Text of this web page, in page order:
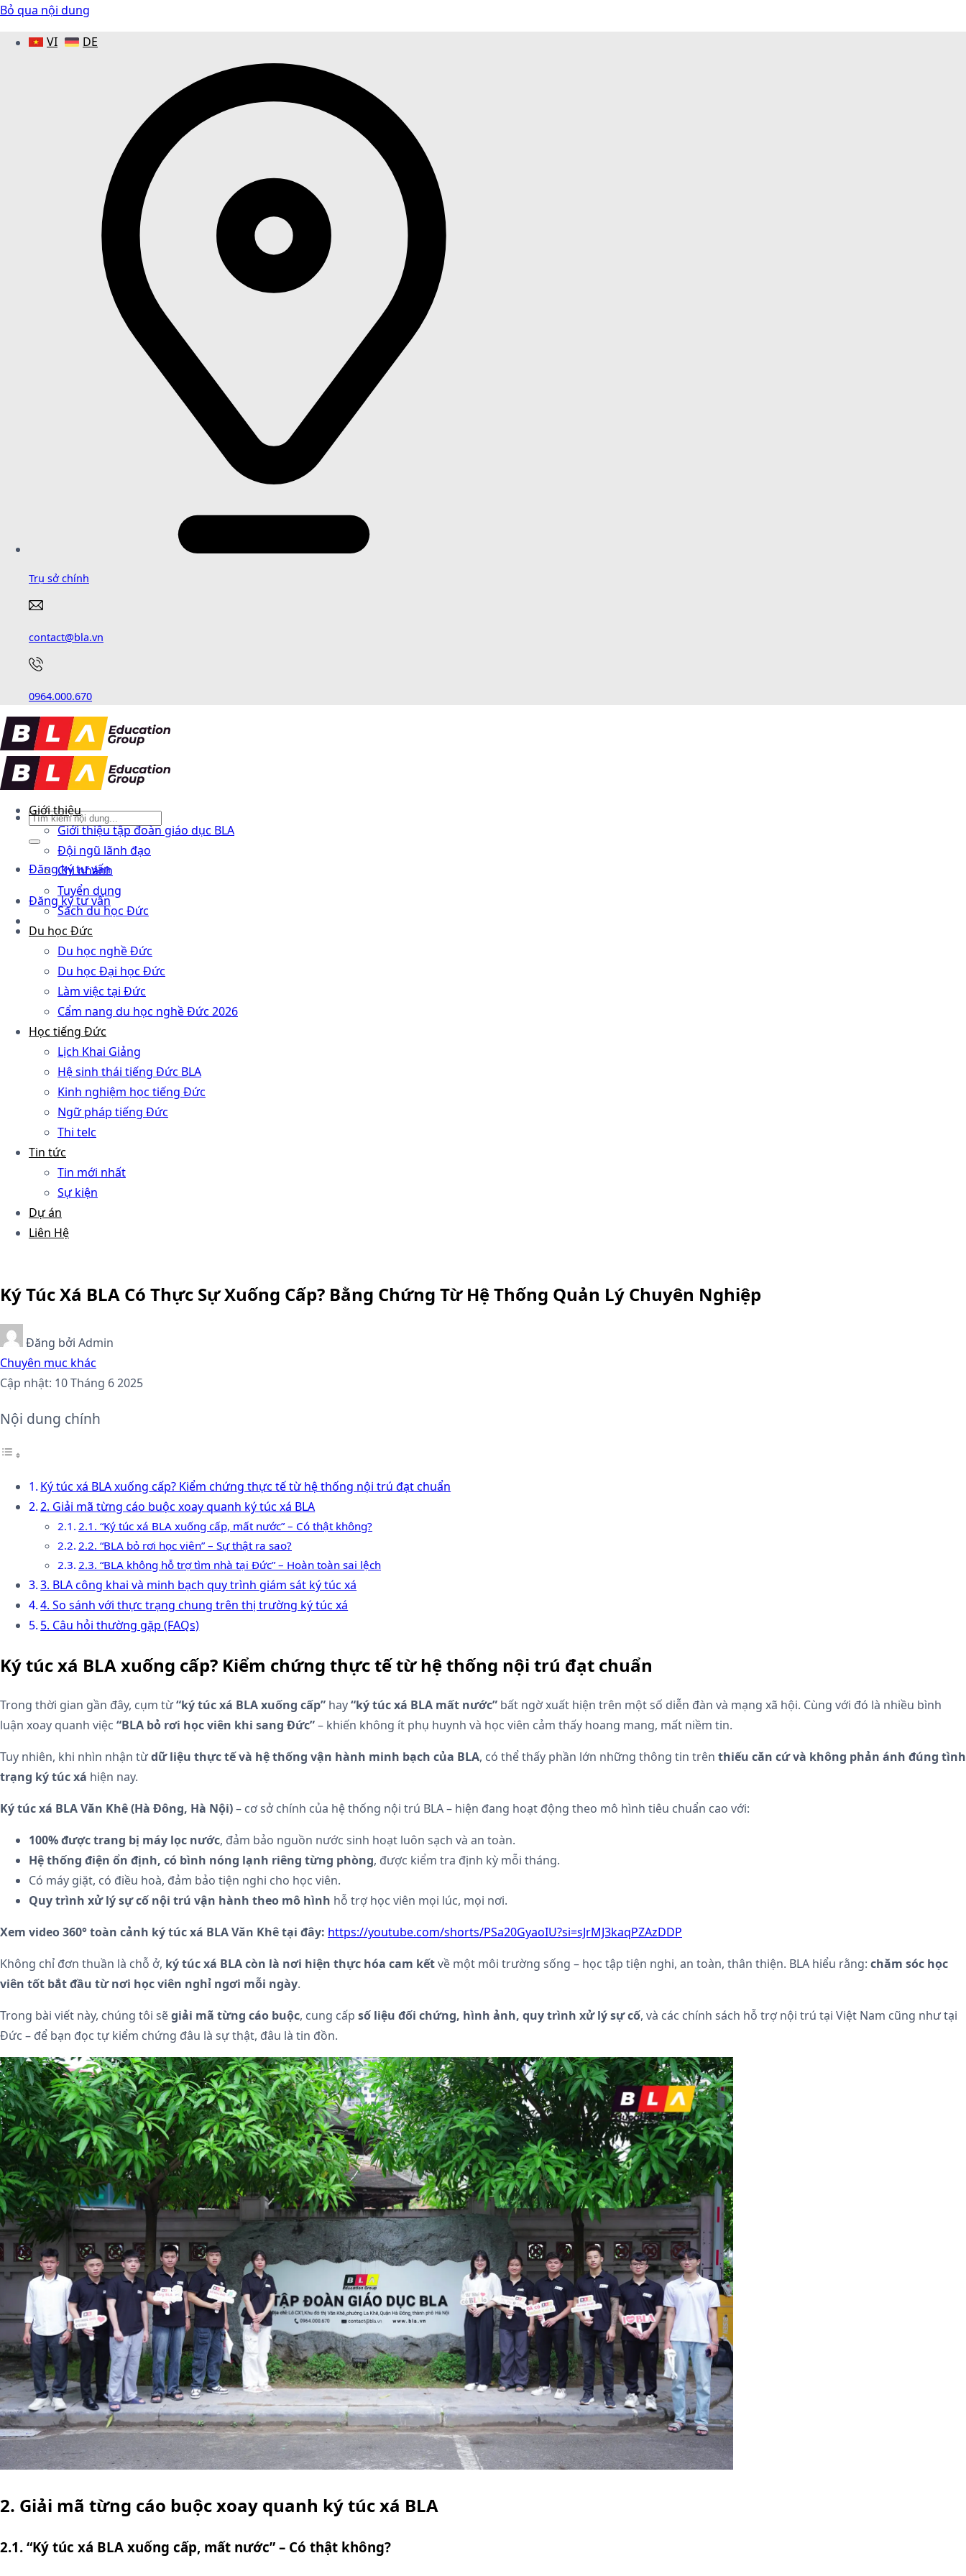
Bỏ qua nội dung
VI
DE
Trụ sở chính
contact@bla.vn
0964.000.670
Đăng ký tư vấn
Đăng ký tư vấn
Giới thiệu
Giới thiệu tập đoàn giáo dục BLA
Đội ngũ lãnh đạo
Chi nhánh
Tuyển dụng
Sách du học Đức
Du học Đức
Du học nghề Đức
Du học Đại học Đức
Làm việc tại Đức
Cẩm nang du học nghề Đức 2026
Học tiếng Đức
Lịch Khai Giảng
Hệ sinh thái tiếng Đức BLA
Kinh nghiệm học tiếng Đức
Ngữ pháp tiếng Đức
Thi telc
Tin tức
Tin mới nhất
Sự kiện
Dự án
Liên Hệ
Ký Túc Xá BLA Có Thực Sự Xuống Cấp? Bằng Chứng Từ Hệ Thống Quản Lý Chuyên Nghiệp
Đăng bởi Admin
Chuyên mục khác
Cập nhật: 10 Tháng 6 2025
Nội dung chính
Ký túc xá BLA xuống cấp? Kiểm chứng thực tế từ hệ thống nội trú đạt chuẩn
2. Giải mã từng cáo buộc xoay quanh ký túc xá BLA
2.1. “Ký túc xá BLA xuống cấp, mất nước” – Có thật không?
2.2. “BLA bỏ rơi học viên” – Sự thật ra sao?
2.3. “BLA không hỗ trợ tìm nhà tại Đức” – Hoàn toàn sai lệch
3. BLA công khai và minh bạch quy trình giám sát ký túc xá
4. So sánh với thực trạng chung trên thị trường ký túc xá
5. Câu hỏi thường gặp (FAQs)
Ký túc xá BLA xuống cấp? Kiểm chứng thực tế từ hệ thống nội trú đạt chuẩn
Trong thời gian gần đây, cụm từ“ký túc xá BLA xuống cấp” hay“ký túc xá BLA mất nước” bất ngờ xuất hiện trên một số diễn đàn và mạng xã hội. Cùng với đó là nhiều bình
luận xoay quanh việc “BLA bỏ rơi học viên khi sang Đức”– khiến không ít phụ huynh và học viên cảm thấy hoang mang, mất niềm tin.
Tuy nhiên, khi nhìn nhận từdữ liệu thực tế và hệ thống vận hành minh bạch của BLA, có thể thấy phần lớn những thông tin trên thiếu căn cứ và không phản ánh đúng tình
trạng ký túc xá hiện nay.
Ký túc xá BLA Văn Khê (Hà Đông, Hà Nội)– cơ sở chính của hệ thống nội trú BLA – hiện đang hoạt động theo mô hình tiêu chuẩn cao với:
100% được trang bị máy lọc nước, đảm bảo nguồn nước sinh hoạt luôn sạch và an toàn.
Hệ thống điện ổn định, có bình nóng lạnh riêng từng phòng, được kiểm tra định kỳ mỗi tháng.
Có máy giặt, có điều hoà, đảm bảo tiện nghi cho học viên.
Quy trình xử lý sự cố nội trú vận hành theo mô hình hỗ trợ học viên mọi lúc, mọi nơi.
Xem video 360° toàn cảnh ký túc xá BLA Văn Khê tại đây: https://youtube.com/shorts/PSa20GyaoIU?si=sJrMJ3kaqPZAzDDP
Không chỉ đơn thuần là chỗ ở, ký túc xá BLA còn là nơi hiện thực hóa cam kếtvề một môi trường sống – học tập tiện nghi, an toàn, thân thiện. BLA hiểu rằng: chăm sóc học
viên tốt bắt đầu từ nơi học viên nghỉ ngơi mỗi ngày.
Trong bài viết này, chúng tôi sẽgiải mã từng cáo buộc, cung cấp số liệu đối chứng, hình ảnh, quy trình xử lý sự cố, và các chính sách hỗ trợ nội trú tại Việt Nam cũng như tại
Đức – để bạn đọc tự kiểm chứng đâu là sự thật, đâu là tin đồn.
2. Giải mã từng cáo buộc xoay quanh ký túc xá BLA
2.1. “Ký túc xá BLA xuống cấp, mất nước” – Có thật không?